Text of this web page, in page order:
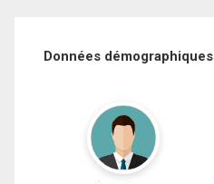
Données démographiques